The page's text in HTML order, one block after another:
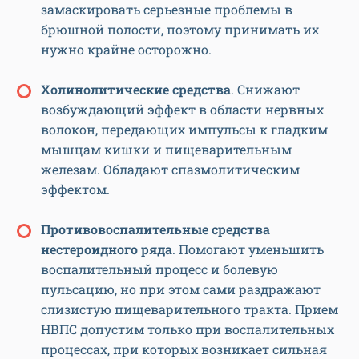
замаскировать серьезные проблемы в
брюшной полости, поэтому принимать их
нужно крайне осторожно.
Холинолитические средства. Снижают
возбуждающий эффект в области нервных
волокон, передающих импульсы к гладким
мышцам кишки и пищеварительным
железам. Обладают спазмолитическим
эффектом.
Противовоспалительные средства
нестероидного ряда. Помогают уменьшить
воспалительный процесс и болевую
пульсацию, но при этом сами раздражают
слизистую пищеварительного тракта. Прием
НВПС допустим только при воспалительных
процессах, при которых возникает сильная